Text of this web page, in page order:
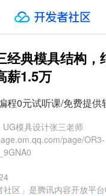
经典模具结构，
薪1.5万
程0元试听课/免费提供
UG模具设计张三老师
page/OR3-
社区」是腾讯内容开放平